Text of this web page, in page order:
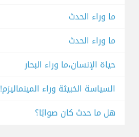
ما وراء الحدث
ما وراء الحدث
حياة الإنسان،ما وراء البحار
السياسة الخبيثة وراء المينماليزم!
هل ما حدث كان صوابًا؟